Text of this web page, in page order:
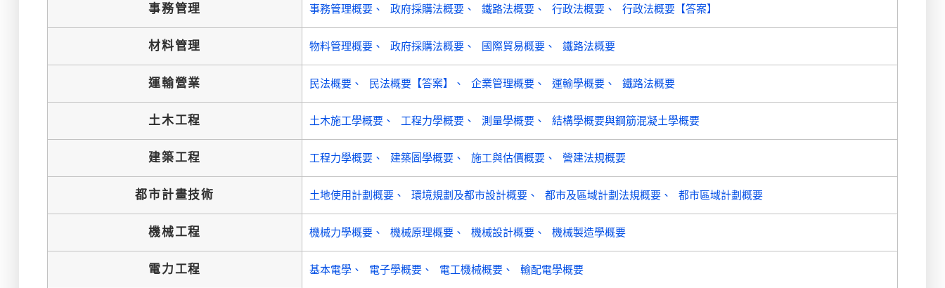
事務管理 事務管理概要 政府採購法概要 鐵路法概要 行政法概要 行政法概要【答案】
材料管理 物料管理概要 政府採購法概要 國際貿易概要 鐵路法概要
運輸營業 民法概要 民法概要【答案】 企業管理概要 運輸學概要 鐵路法概要
土木工程 土木施工學概要 工程力學概要 測量學概要 結構學概要與鋼筋混凝土學概要
建築工程 工程力學概要 建築圖學概要 施工與估價概要 營建法規概要
都市計畫技術 土地使用計劃概要 環境規劃及都市設計概要 都市及區域計劃法規概要 都市區域計劃概要
機械工程 機械力學概要 機械原理概要 機械設計概要 機械製造學概要
電力工程 基本電學 電子學概要 電工機械概要 輸配電學概要